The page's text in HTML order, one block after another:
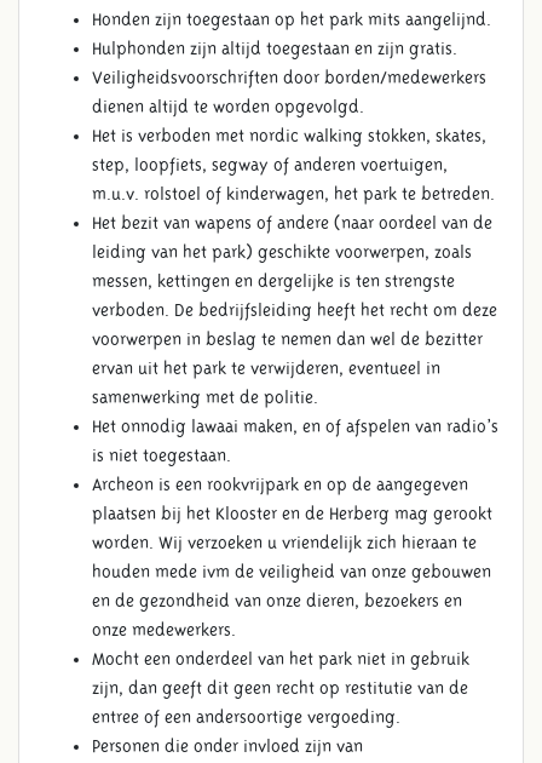
Honden zijn toegestaan op het park mits aangelijnd.
Hulphonden zijn altijd toegestaan en zijn gratis.
Veiligheidsvoorschriften door borden/medewerkers
dienen altijd te worden opgevolgd.
Het is verboden met nordic walking stokken, skates,
step, loopfiets, segway of anderen voertuigen,
m.u.v. rolstoel of kinderwagen, het park te betreden.
Het bezit van wapens of andere (naar oordeel van de
leiding van het park) geschikte voorwerpen, zoals
messen, kettingen en dergelijke is ten strengste
verboden. De bedrijfsleiding heeft het recht om deze
voorwerpen in beslag te nemen dan wel de bezitter
ervan uit het park te verwijderen, eventueel in
samenwerking met de politie.
Het onnodig lawaai maken, en of afspelen van radio’s
is niet toegestaan.
Archeon is een rookvrijpark en op de aangegeven
plaatsen bij het Klooster en de Herberg mag gerookt
worden. Wij verzoeken u vriendelijk zich hieraan te
houden mede ivm de veiligheid van onze gebouwen
en de gezondheid van onze dieren, bezoekers en
onze medewerkers.
Mocht een onderdeel van het park niet in gebruik
zijn, dan geeft dit geen recht op restitutie van de
entree of een andersoortige vergoeding.
Personen die onder invloed zijn van